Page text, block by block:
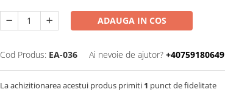
ADAUGA IN COS
Cod Produs: EA-036 Ai nevoie de ajutor? +40759180649
La achizitionarea acestui produs primiti 1 punct de fidelitate